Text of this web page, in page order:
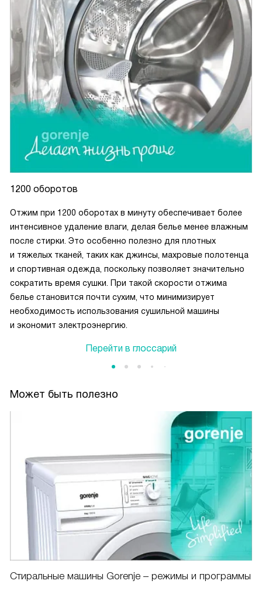
1200 оборотов
Отжим при 1200 оборотах в минуту обеспечивает более
интенсивное удаление влаги, делая белье менее влажным
после стирки. Это особенно полезно для плотных
и тяжелых тканей, таких как джинсы, махровые полотенца
и спортивная одежда, поскольку позволяет значительно
сократить время сушки. При такой скорости отжима
белье становится почти сухим, что минимизирует
необходимость использования сушильной машины
и экономит электроэнергию.
Перейти в глоссарий
Может быть полезно
Cтиральные машины Gorenje – режимы и программы